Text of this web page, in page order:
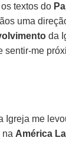
textos do
uma
da
sentir-me
Igreja me
na América